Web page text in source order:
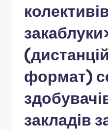
н
а
л
ь
н
о
-
формат)
закладів